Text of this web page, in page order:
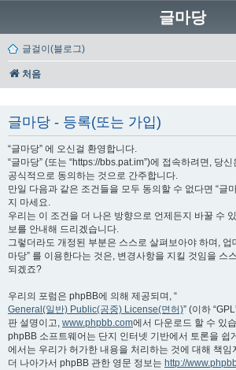
글마당
글걸이(블로그)
처음
글마당 - 등록(또는 가입)
“글마당” 에 오신걸 환영합니다.
“글마당” (또는 “https://bbs.pat.im”)에 접속하려면, 당
공식적으로 동의하는 것으로 간주합니다.
만일 다음과 같은 조건들을 모두 동의할 수 없다면 “글
지 마세요.
우리는 이 조건을 더 나은 방향으로 언제든지 바꿀 수
보를 안내해 드리겠습니다.
그렇더라도 개정된 부분은 스스로 살펴보아야 하며, 업
마당” 를 이용한다는 것은, 변경사항을 지킬 것임을 스
되겠죠?
우리의 포럼은 phpBB에 의해 제공되며, “
General(일반) Public(공중) License(면허)” (이하
판 설명이고, www.phpbb.com에서 다운로드 할 수 있
phpBB 소프트웨어는 단지 인터넷 기반에서 토론을 쉽
에서는 우리가 허가한 내용을 처리하는 것에 대해 책임
더 나아가서 phpBB 관한 영문 정보는 http://